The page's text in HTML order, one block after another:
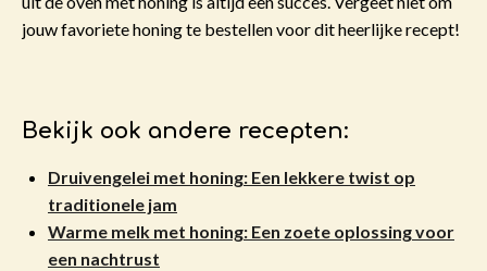
jouw favoriete honing te bestellen voor dit heerlijke recept!
Bekijk ook andere recepten:
Druivengelei met honing: Een lekkere twist op
traditionele jam
Warme melk met honing: Een zoete oplossing voor
een nachtrust